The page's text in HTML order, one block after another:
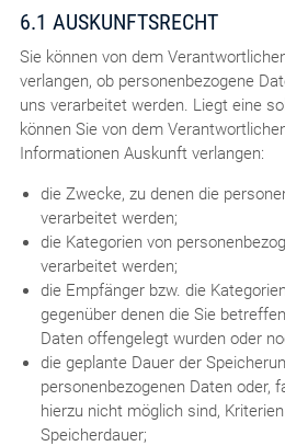
6.1 AUSKUNFTSRECHT
Sie können von dem
verlangen, ob personenbezogene
uns verarbeitet werden. Liegt eine
können Sie von dem
Informationen Auskunft verlangen:
die Zwecke, zu denen die
verarbeitet werden;
die Kategorien von
verarbeitet werden;
die Empfänger bzw. die
gegenüber denen die Sie
Daten offengelegt wurden oder
die geplante Dauer der
personenbezogenen Daten oder,
hierzu nicht möglich sind,
Speicherdauer;